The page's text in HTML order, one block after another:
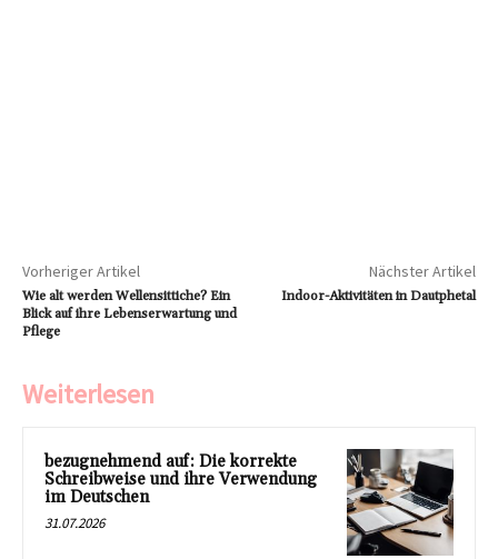
Vorheriger Artikel
Wie alt werden Wellensittiche? Ein
Blick auf ihre Lebenserwartung und
Pflege
Nächster Artikel
Indoor-Aktivitäten in Dautphetal
Weiterlesen
bezugnehmend auf: Die korrekte
Schreibweise und ihre Verwendung
im Deutschen
31.07.2026